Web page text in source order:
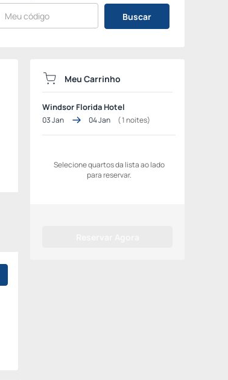
Buscar
Meu Carrinho
Windsor Florida Hotel
03 Jan 04 Jan (1noites)
Selecione quartos da lista ao lado
para reservar.